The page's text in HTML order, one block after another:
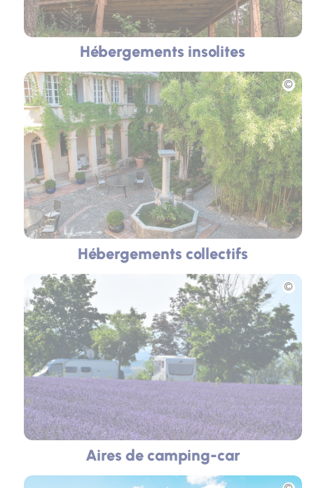
Hébergements insolites
Hébergements collectifs
Photo
Aires de camping-car
Photo
Photo